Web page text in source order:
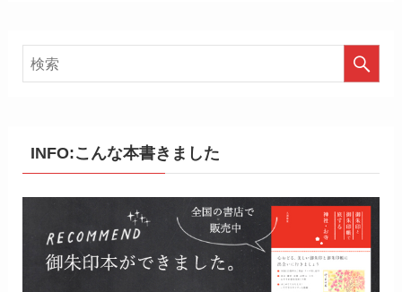
INFO:こんな本書きました